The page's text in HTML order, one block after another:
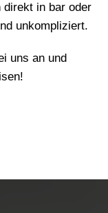
direkt in bar oder
unkompliziert.
uns an und